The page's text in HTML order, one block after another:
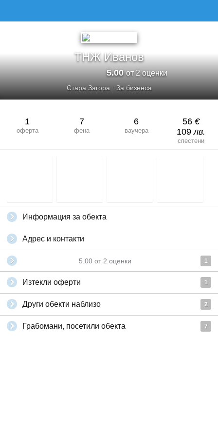
ТНЖ Иванов
5.00от 2 оценки
Стара Загора· За бизнеса
1
оферта
7
фена
6
ваучера
56 €
109лв.
спестени
Информация за обекта
Адрес и контакти
5.00 от 2 оценки 1
Изтекли оферти 1
Други обекти наблизо 2
Грабомани, посетили обекта 7